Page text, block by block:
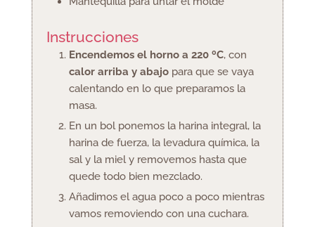
Instrucciones
Encendemos el horno a 220 ºC, con
calor arriba y abajopara que se vaya
calentando en lo que preparamos la
masa.
En un bol ponemos la harina integral, la
harina de fuerza, la levadura química, la
sal y la miel y removemos hasta que
quede todo bien mezclado.
Añadimos el agua poco a poco mientras
vamos removiendo con una cuchara.